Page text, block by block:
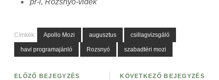
Címkék: Apollo Mozi augusztus csillagvizsgáló
havi programajánló Rozsnyó szabadtéri mozi
ELŐZŐ BEJEGYZÉS KÖVETKEZŐ BEJEGYZÉS